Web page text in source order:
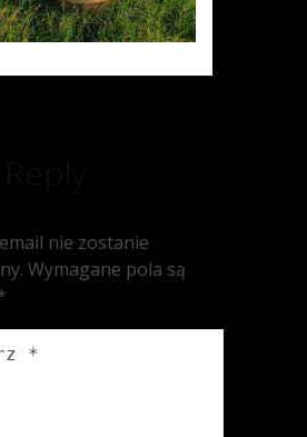
nie zostanie
Wymagane pola są